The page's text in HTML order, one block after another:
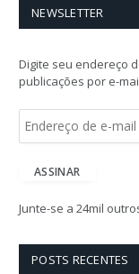
NEWSLETTER
Digite seu endereço
publicações por e-
e
ç
ASSINAR
Junte-se a 24mil
POSTS RECENTES